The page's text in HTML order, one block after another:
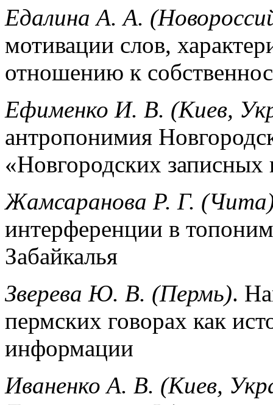
Едалина А. А.
мотивации слов,
отношению к
Ефименко И. В. (Киев,
антропонимия
«Новгородских
Жамсаранова Р. Г.
интерференции в
Забайкалья
Зверева Ю. В. (Пермь).
пермских говорах как
информации
Иваненко А. В. (Киев,